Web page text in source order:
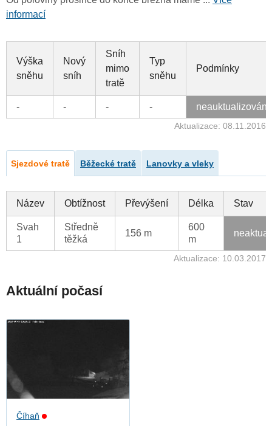
informací
Výška
sněhu
Nový
sníh
Sníh
mimo
tratě
Typ
sněhu
Podmínky
- - - - neauktualizováno
Aktualizace: 08.11.2016
Sjezdové tratě Běžecké tratě Lanovky a vleky
Název Obtížnost Převýšení Délka Stav
Svah
1
Středně
těžká
156 m
600
m
Aktualizace: 10.03.2017
Aktuální počasí
Číhaň